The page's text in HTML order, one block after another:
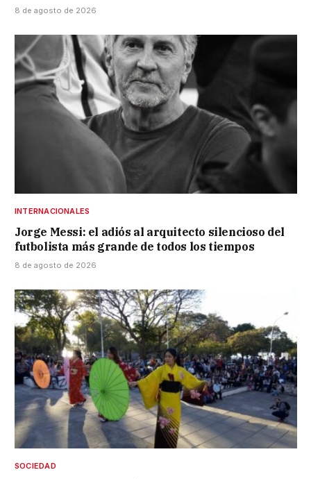
8 de agosto de 2026
INTERNACIONALES
Jorge Messi: el adiós al arquitecto silencioso del
futbolista más grande de todos los tiempos
8 de agosto de 2026
SOCIEDAD